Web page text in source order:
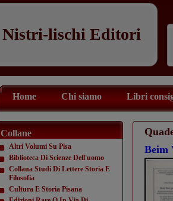
Nistri-lischi Editori
Home Chi siamo Libri
Collane
Altri Volumi Su Pisa
Biblioteca Di Scienze Dell'uomo
Collana Studi Di Lettere Storia E
Filosofia
Cultura E Storia Pisana
Beim